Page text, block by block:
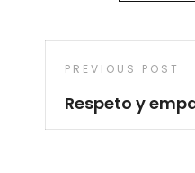
de
entradas
Previous
Post
PREVIOUS POST
Respeto y